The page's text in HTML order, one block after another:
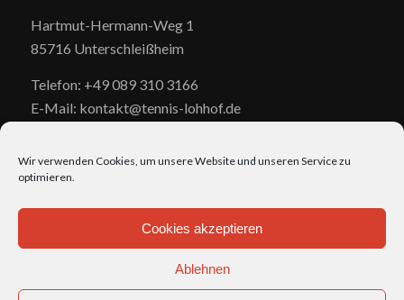
Wir verwenden Cookies, um unsere Website und unseren Service zu
optimieren.
Cookies akzeptieren
Ablehnen
Hartmut-Hermann-Weg 1
85716 Unterschleißheim
Telefon: +49 089 310 3166
E-Mail: kontakt@tennis-lohhof.de
ÖFFNUNGSZEITEN